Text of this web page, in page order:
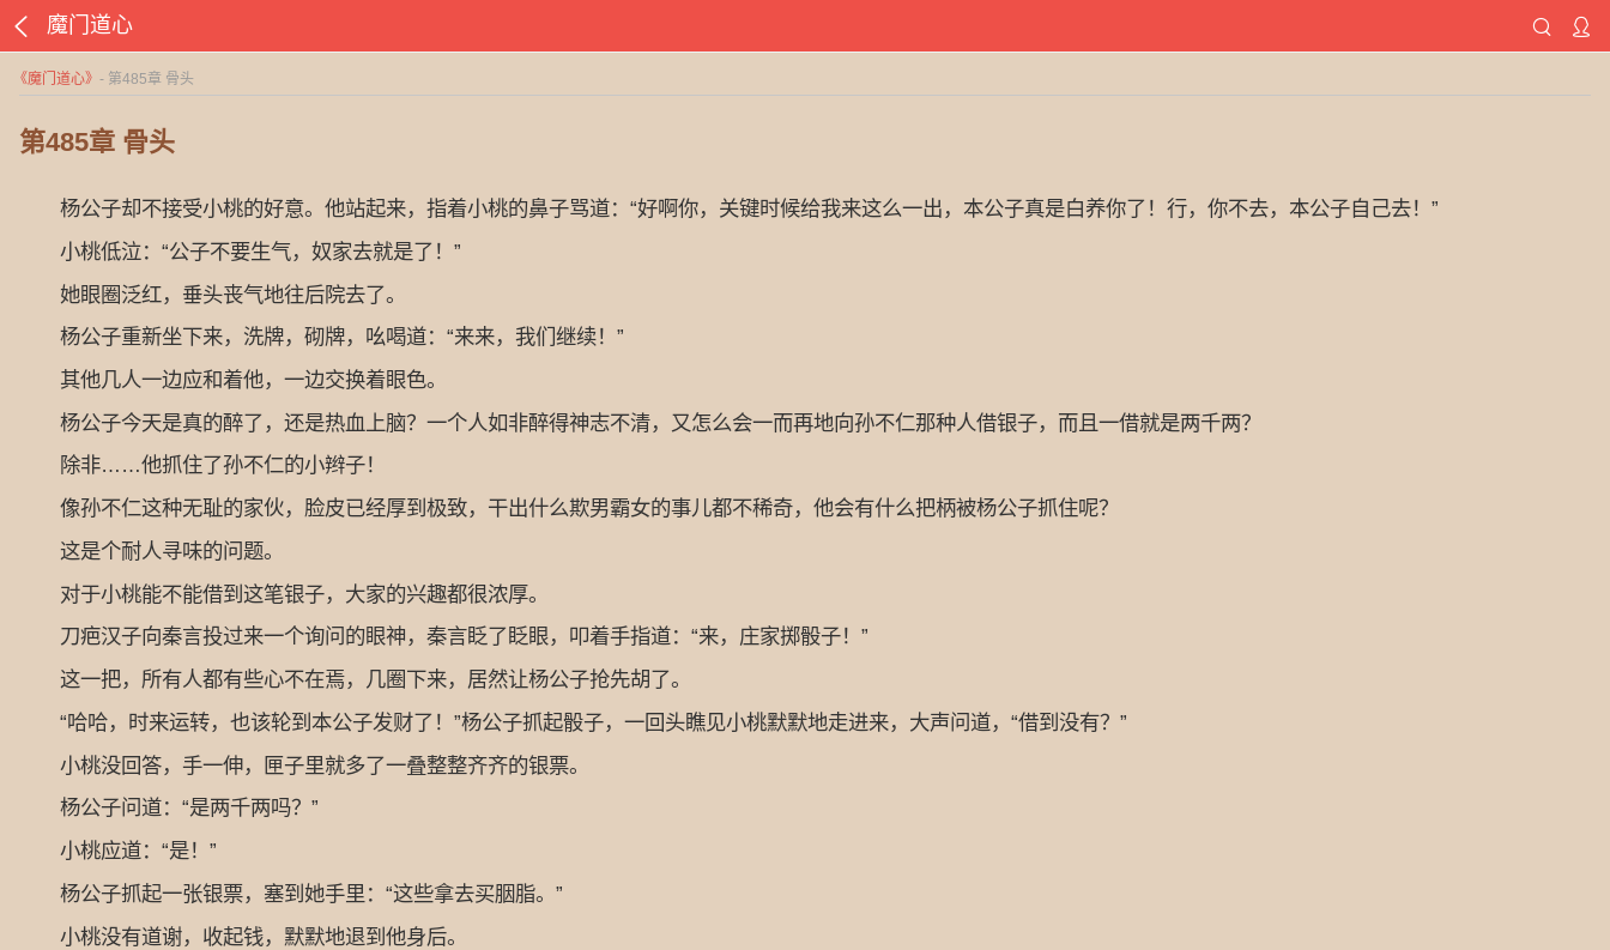
魔门道心
《魔门道心》 - 第485章 骨头
第485章 骨头
杨公子却不接受小桃的好意。他站起来，指着小桃的鼻子骂道：“好啊你，关键时候给我来这么一出，本公子真是白养你了！行，你不去，本公子自己去！”
小桃低泣：“公子不要生气，奴家去就是了！”
她眼圈泛红，垂头丧气地往后院去了。
杨公子重新坐下来，洗牌，砌牌，吆喝道：“来来，我们继续！”
其他几人一边应和着他，一边交换着眼色。
杨公子今天是真的醉了，还是热血上脑？一个人如非醉得神志不清，又怎么会一而再地向孙不仁那种人借银子，而且一借就是两千两？
除非……他抓住了孙不仁的小辫子！
像孙不仁这种无耻的家伙，脸皮已经厚到极致，干出什么欺男霸女的事儿都不稀奇，他会有什么把柄被杨公子抓住呢？
这是个耐人寻味的问题。
对于小桃能不能借到这笔银子，大家的兴趣都很浓厚。
刀疤汉子向秦言投过来一个询问的眼神，秦言眨了眨眼，叩着手指道：“来，庄家掷骰子！”
这一把，所有人都有些心不在焉，几圈下来，居然让杨公子抢先胡了。
“哈哈，时来运转，也该轮到本公子发财了！”杨公子抓起骰子，一回头瞧见小桃默默地走进来，大声问道，“借到没有？”
小桃没回答，手一伸，匣子里就多了一叠整整齐齐的银票。
杨公子问道：“是两千两吗？”
小桃应道：“是！”
杨公子抓起一张银票，塞到她手里：“这些拿去买胭脂。”
小桃没有道谢，收起钱，默默地退到他身后。